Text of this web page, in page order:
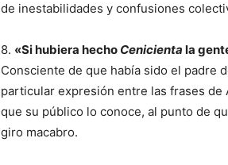
de inestabilidades y confusiones
8. «Si hubiera hecho Cenicienta la
Consciente de que había sido el padre
particular expresión entre las frases
que su público lo conoce, al punto de
giro macabro.